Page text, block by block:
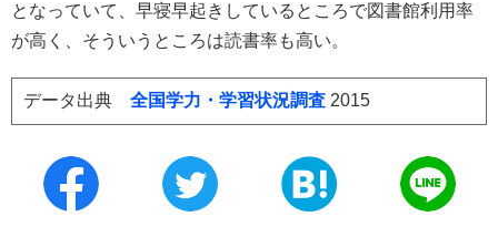
となっていて、早寝早起きしているところで図書館利用率
が高く、そういうところは読書率も高い。
データ出典 全国学力・学習状況調査 2015